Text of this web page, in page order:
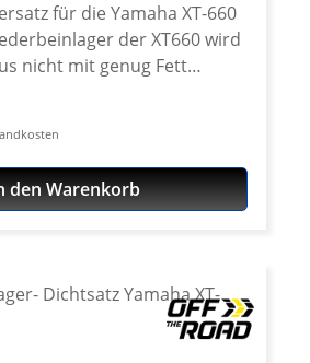
für die Yamaha XT-660
nicht mit genug Fett
sind die Lager sehr
was sich in einem äußerst
Federbein
polierte Lagerbuchse aus
2004-2016
den Warenkorb